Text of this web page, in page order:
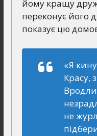
йому кращу
переконує його
показує цю
«Я
Красу,
не